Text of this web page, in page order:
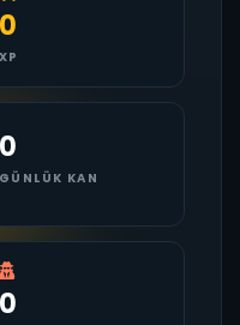
0
XP
0
GÜNLÜK KAN
0